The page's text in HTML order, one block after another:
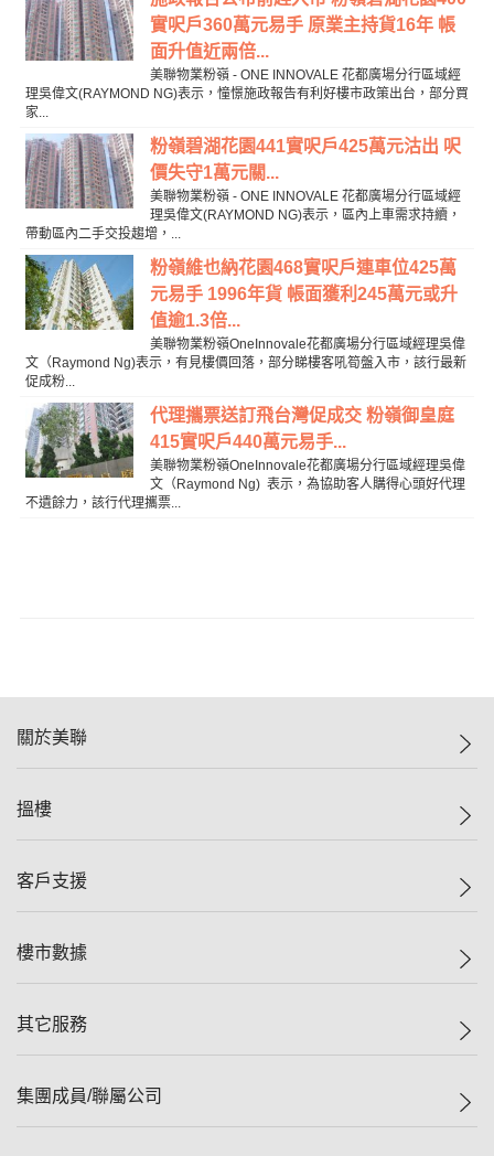
實呎戶360萬元易手 原業主持貨16年 帳
面升值近兩倍...
美聯物業粉嶺 - ONE INNOVALE 花都廣場分行區域經
理吳偉文(RAYMOND NG)表示，憧憬施政報告有利好樓市政策出台，部分買
家...
粉嶺碧湖花園441實呎戶425萬元沽出 呎
價失守1萬元關...
美聯物業粉嶺 - ONE INNOVALE 花都廣場分行區域經
理吳偉文(RAYMOND NG)表示，區內上車需求持續，
帶動區內二手交投趨增，...
粉嶺維也納花園468實呎戶連車位425萬
元易手 1996年貨 帳面獲利245萬元或升
值逾1.3倍...
美聯物業粉嶺OneInnovale花都廣場分行區域經理吳偉
文（Raymond Ng)表示，有見樓價回落，部分睇樓客吼筍盤入市，該行最新
促成粉...
代理攜票送訂飛台灣促成交 粉嶺御皇庭
415實呎戶440萬元易手...
美聯物業粉嶺OneInnovale花都廣場分行區域經理吳偉
文（Raymond Ng) 表示，為協助客人購得心頭好代理
不遺餘力，該行代理攜票...
關於美聯
美聯集團
人才招募
搵樓
一手新盤
減價
美聯豪宅
獨家樓盤
租盤
客戶支援
自助放盤
查詢熱線
按揭計算機
負擔能力計算機
樓市數據
樓價指數
歷史成交
其它服務
屋苑專頁
集團成員/聯屬公司